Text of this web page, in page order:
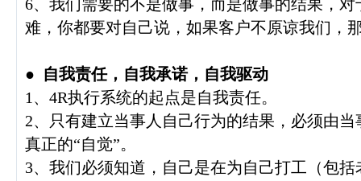
6、我们需要的不是做事，而是做事的结果，
难，你都要对自己说，如果客户不原谅我们，
● 自我责任，自我承诺，自我驱动
1、4R执行系统的起点是自我责任。
2、只有建立当事人自己行为的结果，必须由
真正的“自觉”。
3、我们必须知道，自己是在为自己打工（包